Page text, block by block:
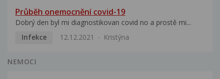
Průběh onemocnění covid-19
Dobrý den byl mi diagnostikovan covid no a prostě mi...
Infekce
12.12.2021 Kristýna
NEMOCI